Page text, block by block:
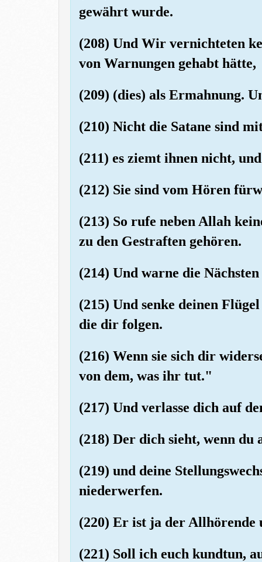
gewährt wurde.
(208) Und Wir vernichteten
von Warnungen gehabt hätte,
(209) (dies) als Ermahnung.
(210) Nicht die Satane sind
(211) es ziemt ihnen nicht,
(212) Sie sind vom Hören
(213) So rufe neben Allah
zu den Gestraften gehören.
(214) Und warne die
(215) Und senke deinen
die dir folgen.
(216) Wenn sie sich dir
von dem, was ihr tut."
(217) Und verlasse dich auf
(218) Der dich sieht, wenn du
(219) und deine
niederwerfen.
(220) Er ist ja der Allhörende
(221) Soll ich euch kundtun,